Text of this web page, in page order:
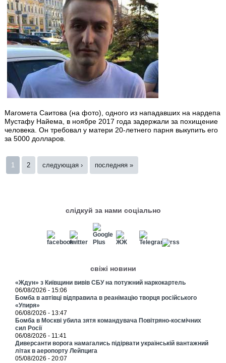
Магомета Саитова (на фото), одного из нападавших на нардепа
Мустафу Найема, в ноябре 2017 года задержали за похищение
человека. Он требовал у матери 20-летнего парня выкупить его
за 5000 долларов.
Страницы
1 2 следующая › последняя »
слідкуй за нами соціально
свіжі новини
«Ждун» з Київщини вивів СБУ на потужний наркокартель
06/08/2026 - 15:06
Бомба в автівці відправила в реанімацію творця російського
«Упиря»
06/08/2026 - 13:47
Бомба в Москві убила зятя командувача Повітряно-космічних
сил Росії
06/08/2026 - 11:41
Диверсанти ворога намагались підірвати українській вантажний
літак в аеропорту Лейпцига
05/08/2026 - 20:07